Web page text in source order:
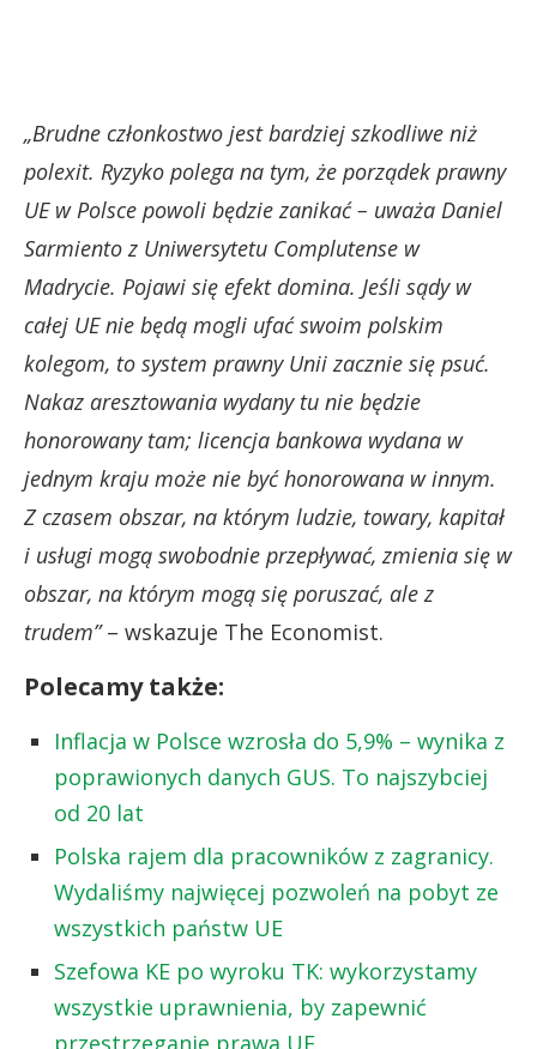
„Brudne członkostwo jest bardziej szkodliwe niż
polexit. Ryzyko polega na tym, że porządek prawny
UE w Polsce powoli będzie zanikać – uważa Daniel
Sarmiento z Uniwersytetu Complutense w
Madrycie. Pojawi się efekt domina. Jeśli sądy w
całej UE nie będą mogli ufać swoim polskim
kolegom, to system prawny Unii zacznie się psuć.
Nakaz aresztowania wydany tu nie będzie
honorowany tam; licencja bankowa wydana w
jednym kraju może nie być honorowana w innym.
Z czasem obszar, na którym ludzie, towary, kapitał
i usługi mogą swobodnie przepływać, zmienia się w
obszar, na którym mogą się poruszać, ale z
trudem”– wskazuje The Economist.
Polecamy także:
Inflacja w Polsce wzrosła do 5,9% – wynika z
poprawionych danych GUS. To najszybciej
od 20 lat
Polska rajem dla pracowników z zagranicy.
Wydaliśmy najwięcej pozwoleń na pobyt ze
wszystkich państw UE
Szefowa KE po wyroku TK: wykorzystamy
wszystkie uprawnienia, by zapewnić
przestrzeganie prawa UE